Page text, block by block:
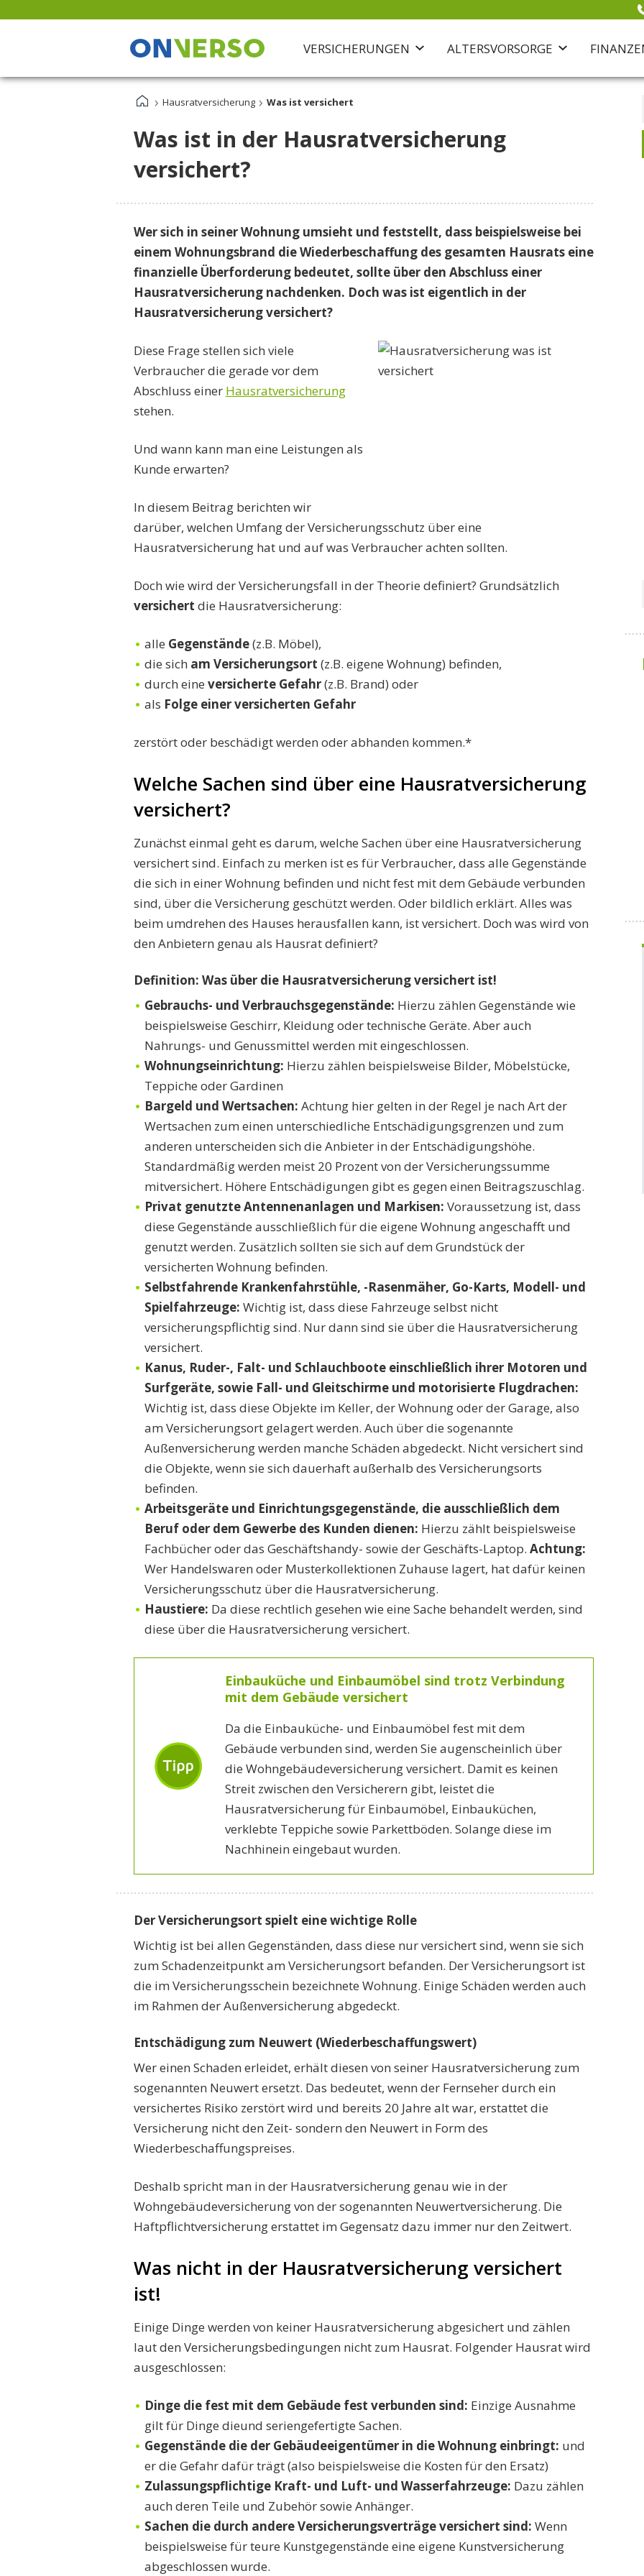
VERSICHERUNGEN ALTERSVORSORGE
Risiko & Vorsorge
Berufsunfähigkeitsversicherung
Unfallversicherung
Gesundheit
Private Krankenversicherung
Auslandsreiseversicherung
Hausratversicherung
Wohngebäudeversicherung
Altersvorsorge
Private Rentenversicherung
Riester Rente
Rürup Rente
ETF-Vermögensverwaltung
Baufinanzierung
Girokonto
Kreditkarte
Festgeld
Geldanlage
› Hausratversicherung › Was ist versichert
Was ist in der Hausratversicherung
versichert?
Wer sich in seiner Wohnung umsieht und feststellt, dass beispielsweise bei
einem Wohnungsbrand die Wiederbeschaffung des gesamten Hausrats eine
finanzielle Überforderung bedeutet, sollte über den Abschluss einer
Hausratversicherung nachdenken. Doch was ist eigentlich in der
Hausratversicherung versichert?
Diese Frage stellen sich viele
Verbraucher die gerade vor dem
Abschluss einer Hausratversicherung
stehen.
Und wann kann man eine Leistungen als
Kunde erwarten?
In diesem Beitrag berichten wir
darüber, welchen Umfang der Versicherungsschutz über eine
Hausratversicherung hat und auf was Verbraucher achten sollten.
Doch wie wird der Versicherungsfall in der Theorie definiert? Grundsätzlich
versichert die Hausratversicherung:
alle Gegenstände(z.B. Möbel),
die sich am Versicherungsort (z.B. eigene Wohnung) befinden,
durch eine versicherte Gefahr(z.B. Brand) oder
als Folge einer versicherten Gefahr
zerstört oder beschädigt werden oder abhanden kommen.*
Welche Sachen sind über eine Hausratversicherung
versichert?
Zunächst einmal geht es darum, welche Sachen über eine Hausratversicherung
versichert sind. Einfach zu merken ist es für Verbraucher, dass alle Gegenstände
die sich in einer Wohnung befinden und nicht fest mit dem Gebäude verbunden
sind, über die Versicherung geschützt werden. Oder bildlich erklärt. Alles was
beim umdrehen des Hauses herausfallen kann, ist versichert. Doch was wird von
den Anbietern genau als Hausrat definiert?
Definition: Was über die Hausratversicherung versichert ist!
Gebrauchs- und Verbrauchsgegenstände: Hierzu zählen Gegenstände wie
beispielsweise Geschirr, Kleidung oder technische Geräte. Aber auch
Nahrungs- und Genussmittel werden mit eingeschlossen.
Wohnungseinrichtung: Hierzu zählen beispielsweise Bilder, Möbelstücke,
Teppiche oder Gardinen
Bargeld und Wertsachen: Achtung hier gelten in der Regel je nach Art der
Wertsachen zum einen unterschiedliche Entschädigungsgrenzen und zum
anderen unterscheiden sich die Anbieter in der Entschädigungshöhe.
Standardmäßig werden meist 20 Prozent von der Versicherungssumme
mitversichert. Höhere Entschädigungen gibt es gegen einen Beitragszuschlag.
Privat genutzte Antennenanlagen und Markisen: Voraussetzung ist, dass
diese Gegenstände ausschließlich für die eigene Wohnung angeschafft und
genutzt werden. Zusätzlich sollten sie sich auf dem Grundstück der
versicherten Wohnung befinden.
Selbstfahrende Krankenfahrstühle, -Rasenmäher, Go-Karts, Modell- und
Spielfahrzeuge: Wichtig ist, dass diese Fahrzeuge selbst nicht
versicherungspflichtig sind. Nur dann sind sie über die Hausratversicherung
versichert.
Kanus, Ruder-, Falt- und Schlauchboote einschließlich ihrer Motoren und
Surfgeräte, sowie Fall- und Gleitschirme und motorisierte Flugdrachen:
Wichtig ist, dass diese Objekte im Keller, der Wohnung oder der Garage, also
am Versicherungsort gelagert werden. Auch über die sogenannte
Außenversicherung werden manche Schäden abgedeckt. Nicht versichert sind
die Objekte, wenn sie sich dauerhaft außerhalb des Versicherungsorts
befinden.
Arbeitsgeräte und Einrichtungsgegenstände, die ausschließlich dem
Beruf oder dem Gewerbe des Kunden dienen: Hierzu zählt beispielsweise
Fachbücher oder das Geschäftshandy- sowie der Geschäfts-Laptop. Achtung:
Wer Handelswaren oder Musterkollektionen Zuhause lagert, hat dafür keinen
Versicherungsschutz über die Hausratversicherung.
Haustiere: Da diese rechtlich gesehen wie eine Sache behandelt werden, sind
diese über die Hausratversicherung versichert.
Einbauküche und Einbaumöbel sind trotz Verbindung
mit dem Gebäude versichert
Da die Einbauküche- und Einbaumöbel fest mit dem
Gebäude verbunden sind, werden Sie augenscheinlich über
die Wohngebäudeversicherung versichert. Damit es keinen
Streit zwischen den Versicherern gibt, leistet die
Hausratversicherung für Einbaumöbel, Einbauküchen,
verklebte Teppiche sowie Parkettböden. Solange diese im
Nachhinein eingebaut wurden.
Der Versicherungsort spielt eine wichtige Rolle
Wichtig ist bei allen Gegenständen, dass diese nur versichert sind, wenn sie sich
zum Schadenzeitpunkt am Versicherungsort befanden. Der Versicherungsort ist
die im Versicherungsschein bezeichnete Wohnung. Einige Schäden werden auch
im Rahmen der Außenversicherung abgedeckt.
Entschädigung zum Neuwert (Wiederbeschaffungswert)
Wer einen Schaden erleidet, erhält diesen von seiner Hausratversicherung zum
sogenannten Neuwert ersetzt. Das bedeutet, wenn der Fernseher durch ein
versichertes Risiko zerstört wird und bereits 20 Jahre alt war, erstattet die
Versicherung nicht den Zeit- sondern den Neuwert in Form des
Wiederbeschaffungspreises.
Deshalb spricht man in der Hausratversicherung genau wie in der
Wohngebäudeversicherung von der sogenannten Neuwertversicherung. Die
Haftpflichtversicherung erstattet im Gegensatz dazu immer nur den Zeitwert.
Was nicht in der Hausratversicherung versichert
ist!
Einige Dinge werden von keiner Hausratversicherung abgesichert und zählen
laut den Versicherungsbedingungen nicht zum Hausrat. Folgender Hausrat wird
ausgeschlossen:
Dinge die fest mit dem Gebäude fest verbunden sind: Einzige Ausnahme
gilt für Dinge dieund seriengefertigte Sachen.
Gegenstände die der Gebäudeeigentümer in die Wohnung einbringt: und
er die Gefahr dafür trägt (also beispielsweise die Kosten für den Ersatz)
Zulassungspflichtige Kraft- und Luft- und Wasserfahrzeuge: Dazu zählen
auch deren Teile und Zubehör sowie Anhänger.
Sachen die durch andere Versicherungsverträge versichert sind: Wenn
beispielsweise für teure Kunstgegenstände eine eigene Kunstversicherung
abgeschlossen wurde.